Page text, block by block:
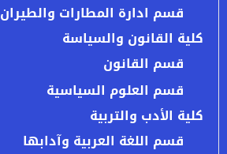
قسم ادارة المطارات والطيران
كلية القانون والسياسة
قسم القانون
قسم العلوم السياسية
كلية الأدب والتربية
قسم اللغة العربية وآدابها